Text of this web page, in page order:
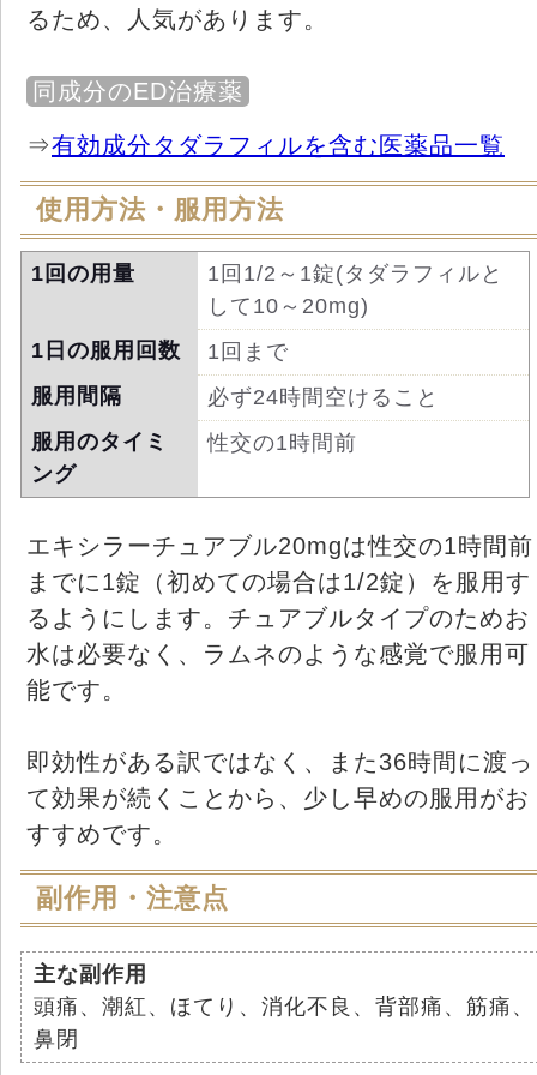
るため、人気があります。
同成分のED治療薬
⇒有効成分タダラフィルを含む医薬品一覧
使用方法・服用方法
1回の用量
1回1/2～1錠(タダラフィルと
して10～20mg)
1日の服用回数
1回まで
服用間隔
必ず24時間空けること
服用のタイミ
ング
性交の1時間前
エキシラーチュアブル20mgは性交の1時間前
までに1錠（初めての場合は1/2錠）を服用す
るようにします。チュアブルタイプのためお
水は必要なく、ラムネのような感覚で服用可
能です。
即効性がある訳ではなく、また36時間に渡っ
て効果が続くことから、少し早めの服用がお
すすめです。
副作用・注意点
主な副作用
頭痛、潮紅、ほてり、消化不良、背部痛、筋痛、
鼻閉